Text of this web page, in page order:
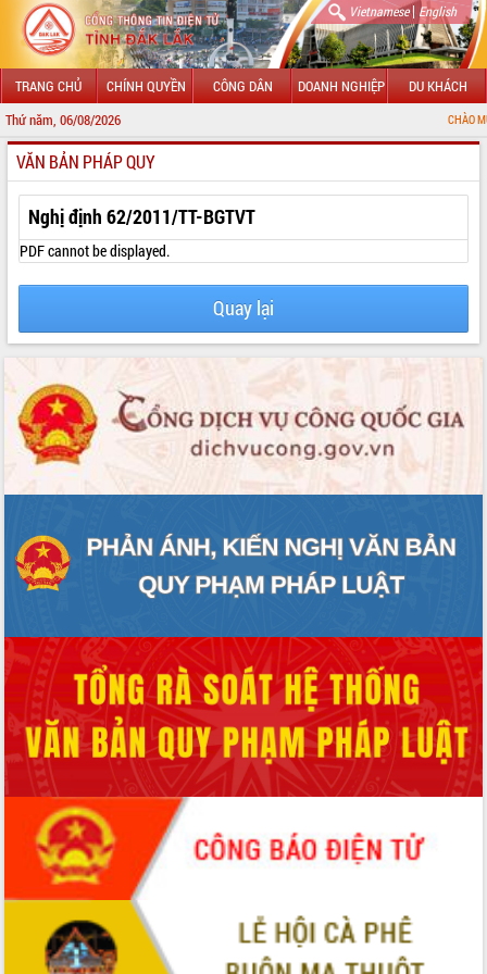
Vietnamese| English
TRANG CHỦ CHÍNH QUYỀN CÔNG DÂN DOANH NGHIỆP DU KHÁCH
Thứ năm, 06/08/2026 CHÀO MỪNG ĐẾN
GIỚI THIỆU
LÃNH ĐẠO UBND TỈNH
TIN TỨC SỰ KIỆN
UBND CÁC XÃ, PHƯỜNG
THÔNG TIN CHỈ ĐẠO ĐIỀU HÀNH
HỆ THỐNG VĂN BẢN
VĂN BẢN HĐND TỈNH
QUY HOẠCH - KẾ HOẠCH
VĂN BẢN PHÁP QUY
Nghị định 62/2011/TT-BGTVT
PDF cannot be displayed.
Quay lại